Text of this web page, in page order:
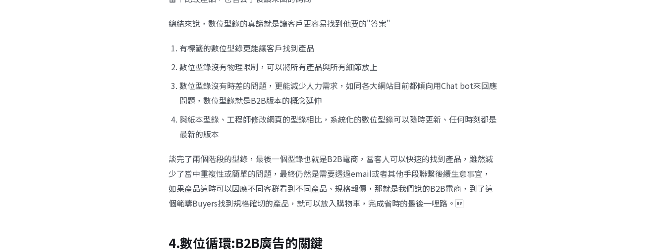
總結來說，數位型錄的真諦就是讓客戶更容易找到他要的"答案"
有標籤的數位型錄更能讓客戶找到產品
數位型錄沒有物理限制，可以將所有產品與所有細節放上
數位型錄沒有時差的問題，更能減少人力需求，如同各大網站目前都傾向用Chat bot來回應
問題，數位型錄就是B2B版本的概念延伸
與紙本型錄、工程師修改網頁的型錄相比，系統化的數位型錄可以隨時更新、任何時刻都是
最新的版本
談完了兩個階段的型錄，最後一個型錄也就是B2B電商，當客人可以快速的找到產品，雖然減
少了當中重複性或簡單的問題，最終仍然是需要透過email或者其他手段聯繫後續生意事宜，
如果產品這時可以因應不同客群看到不同產品、規格報價，那就是我們說的B2B電商，到了這
個範疇Buyers找到規格確切的產品，就可以放入購物車，完成省時的最後一哩路。
4.數位循環:B2B廣告的關鍵